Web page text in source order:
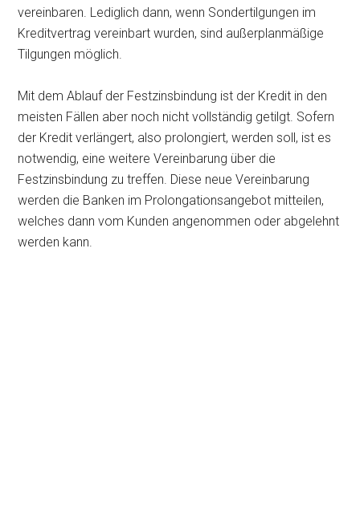
vereinbaren. Lediglich dann, wenn Sondertilgungen im
Kreditvertrag vereinbart wurden, sind außerplanmäßige
Tilgungen möglich.
Mit dem Ablauf der Festzinsbindung ist der Kredit in den
meisten Fällen aber noch nicht vollständig getilgt. Sofern
der Kredit verlängert, also prolongiert, werden soll, ist es
notwendig, eine weitere Vereinbarung über die
Festzinsbindung zu treffen. Diese neue Vereinbarung
werden die Banken im Prolongationsangebot mitteilen,
welches dann vom Kunden angenommen oder abgelehnt
werden kann.